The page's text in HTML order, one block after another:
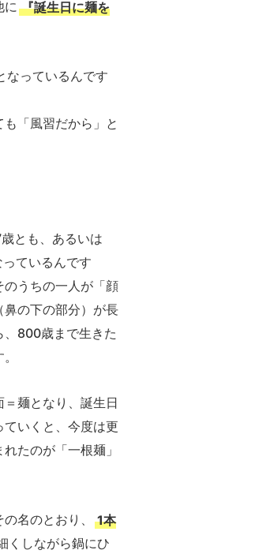
に 『誕生日に麺を
なっているんです
「風習だから」と
とも、あるいは
ているんです
うちの一人が「顔
の下の部分）が長
、800歳まで生きた
麺となり、誕生日
いくと、今度は更
たのが「一根麺」
名のとおり、
1本
くしながら鍋にひ